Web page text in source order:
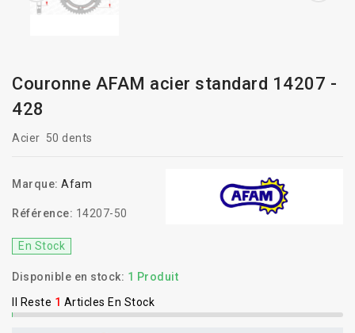
Couronne AFAM acier standard 14207 -
428
Acier 50 dents
Marque: Afam
Référence: 14207-50
En Stock
Disponible en stock: 1 Produit
Il Reste 1 Articles En Stock